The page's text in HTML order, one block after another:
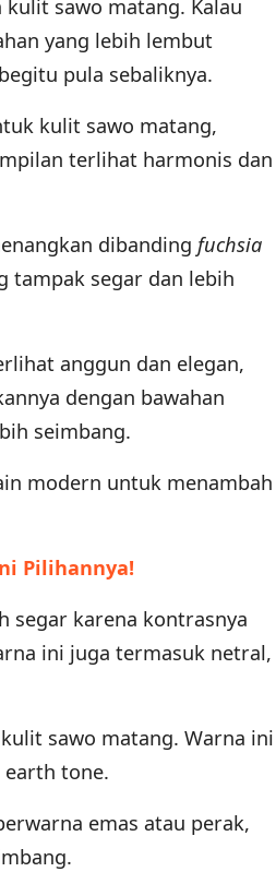
sawo matang. Kalau
yang lebih lembut
pula sebaliknya.
kulit sawo matang,
terlihat harmonis dan
dibanding fuchsia
tampak segar dan lebih
anggun dan elegan,
dengan bawahan
seimbang.
modern untuk menambah
Pilihannya!
karena kontrasnya
ini juga termasuk netral,
sawo matang. Warna ini
earth tone.
emas atau perak,